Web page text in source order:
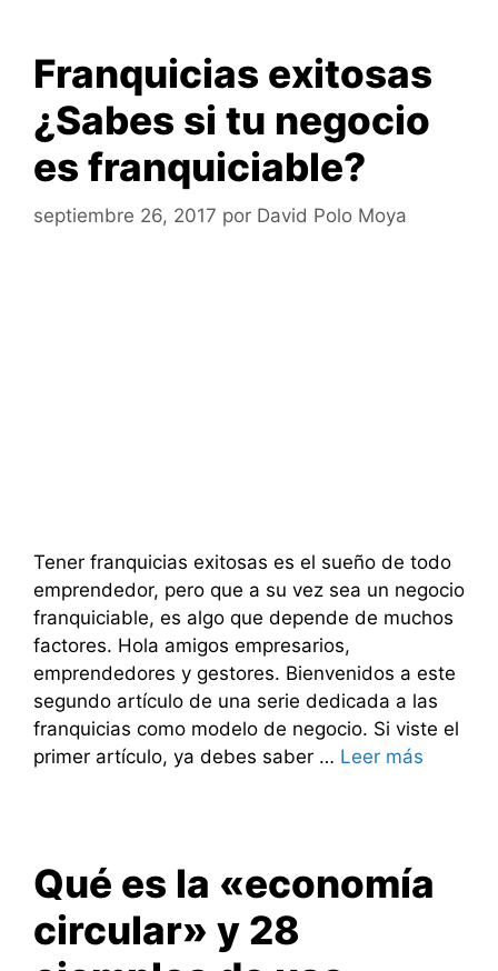
Franquicias exitosas
¿Sabes si tu negocio
es franquiciable?
septiembre 26, 2017 por David Polo Moya
Tener franquicias exitosas es el sueño de todo
emprendedor, pero que a su vez sea un negocio
franquiciable, es algo que depende de muchos
factores. Hola amigos empresarios,
emprendedores y gestores. Bienvenidos a este
segundo artículo de una serie dedicada a las
franquicias como modelo de negocio. Si viste el
primer artículo, ya debes saber … Leer más
Qué es la «economía
circular» y 28